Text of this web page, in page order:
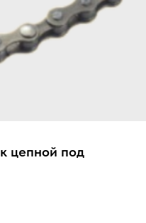
цепной под